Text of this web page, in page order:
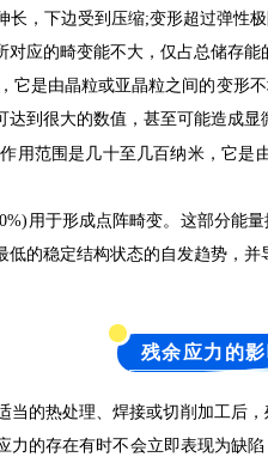
长，下边受到压缩;变形超过弹性
应的畸变能不大，仅占总储存能
它是由晶粒或亚晶粒之间的变形
到很大的数值，甚至可能造成显
用范围是几十至几百纳米，它是
用于形成点阵畸变。这部分能
的稳定结构状态的自发趋势，并
残余应力的
当的热处理、焊接或切削加工后
力的存在有时不会立即表现为缺